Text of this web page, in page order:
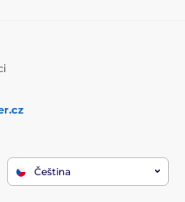
Čeština